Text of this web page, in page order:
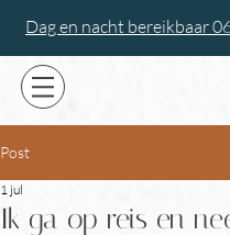
Dag en nacht bereikbaar
Post
Ik ga op reis en
1 jul